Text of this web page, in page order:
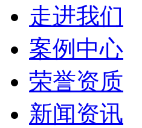
走进我们
案例中心
荣誉资质
新闻资讯